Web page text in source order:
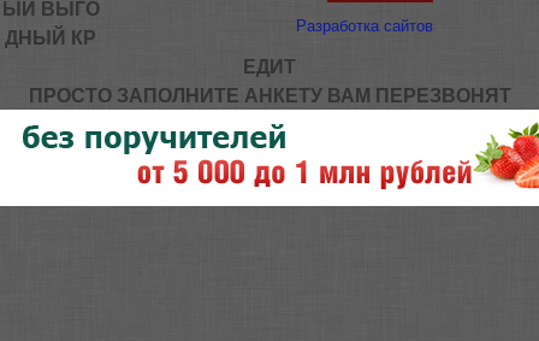
Разработка сайтов
ЫЙ ВЫГО
ДНЫЙ КР
ЕДИТ
ПРОСТО ЗАПОЛНИТЕ АНКЕТУ ВАМ ПЕРЕЗВОНЯТ